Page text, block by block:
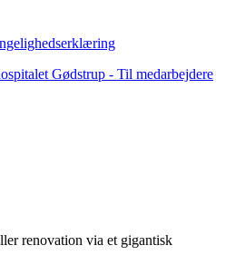
Gødstrup - Til medarbejdere
renovation via et gigantisk